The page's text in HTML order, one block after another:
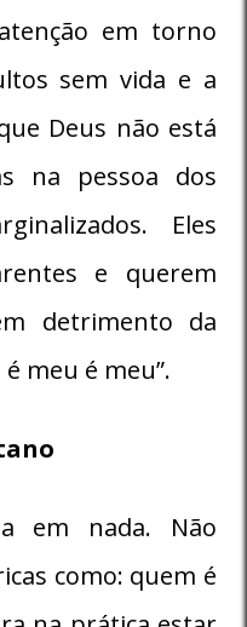
em torno
sem vida e a
Deus não está
na pessoa dos
Eles
e querem
detrimento da
meu é meu”.
em nada. Não
como: quem é